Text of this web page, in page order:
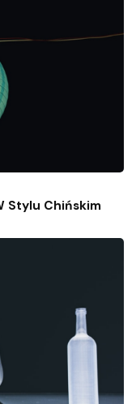
Stylu Chińskim